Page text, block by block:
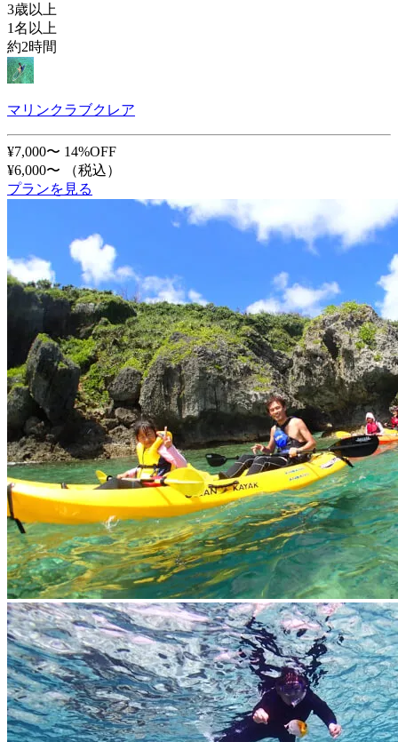
3歳以上
1名以上
約2時間
マリンクラブクレア
¥7,000〜 14%OFF
¥6,000〜
（税込）
プランを見る